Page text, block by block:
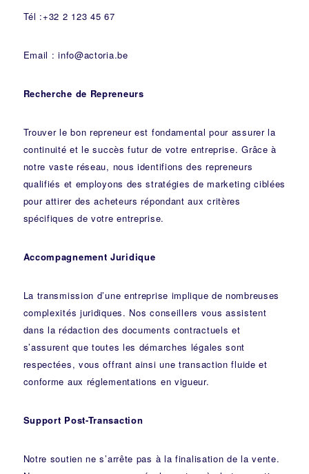
Tél :+32 2 123 45 67
Email : info@actoria.be
Recherche de Repreneurs
Trouver le bon repreneur est fondamental pour assurer la
continuité et le succès futur de votre entreprise. Grâce à
notre vaste réseau, nous identifions des repreneurs
qualifiés et employons des stratégies de marketing ciblées
pour attirer des acheteurs répondant aux critères
spécifiques de votre entreprise.
Accompagnement Juridique
La transmission d’une entreprise implique de nombreuses
complexités juridiques. Nosconseillers vous assistent
dans la rédaction des documents contractuels et
s’assurent que toutes les démarches légales sont
respectées, vous offrant ainsi une transaction fluide et
conforme aux réglementations en vigueur.
Support Post-Transaction
Notre soutien ne s’arrête pas à la finalisation de la vente.